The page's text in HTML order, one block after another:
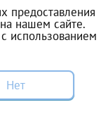
предоставления
нашем сайте.
использованием
Нет